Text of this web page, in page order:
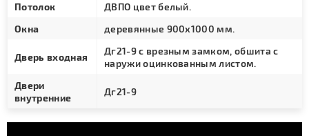
Потолок
ДВПО цвет белый.
Окна
деревянные 900х1000 мм.
Дверь входная
Дг21-9 с врезным замком, обшита с
наружи оцинкованным листом.
Двери
внутренние
Дг21-9